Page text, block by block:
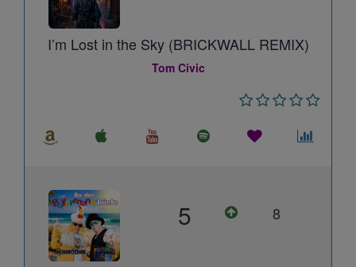
I’m Lost in the Sky (BRICKWALL REMIX)
Tom Civic
5 8